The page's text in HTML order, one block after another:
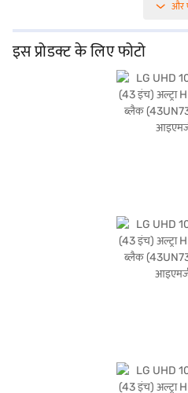
संचालित है, जिससे आपको स्ट्रीमिंग ऐप्स और
आपके लिविंग रूम में स्लीक और मॉडर्न टच जोड़ता है.
करते हैं, उनके लिए डिज़ाइन किया गया यह LG 4K TV
है. एक HDMI पोर्ट उपलब्ध होने के साथ, आप अपने
हैं. खरीदारी करने के लिए बजाज फाइनेंस पर विकल्पों के
और
इस प्रोडक्ट के लिए फोटो